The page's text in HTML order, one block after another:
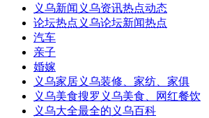
义乌新闻 义乌资讯热点动态
论坛热点 义乌论坛新闻热点
汽车
亲子
婚嫁
义乌家居义乌装修、家纺、家俱
义乌美食搜罗义乌美食、网红餐饮
义乌大全最全的义乌百科